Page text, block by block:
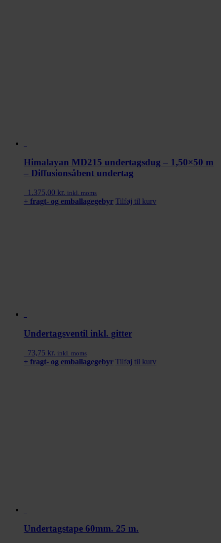
Himalayan MD215 undertagsdug – 1,50×50 m
– Diffusionsåbent undertag
1.375,00 kr. inkl. moms
+ fragt- og emballagegebyr Tilføj til kurv
Undertagsventil inkl. gitter
73,75 kr. inkl. moms
+ fragt- og emballagegebyr Tilføj til kurv
Undertagstape 60mm. 25 m.